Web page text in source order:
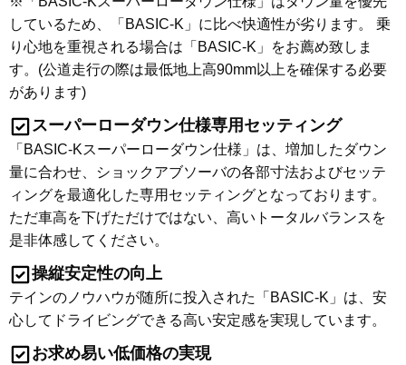
しているため、「BASIC-K」に比べ快適性が劣ります。 乗
り心地を重視される場合は「BASIC-K」をお薦め致しま
す。(公道走行の際は最低地上高90mm以上を確保する必要
があります)
スーパーローダウン仕様専用セッティング
「BASIC-Kスーパーローダウン仕様」は、増加したダウン
量に合わせ、ショックアブソーバの各部寸法およびセッテ
ィングを最適化した専用セッティングとなっております。
ただ車高を下げただけではない、高いトータルバランスを
是非体感してください。
操縦安定性の向上
テインのノウハウが随所に投入された「BASIC-K」は、安
心してドライビングできる高い安定感を実現しています。
お求め易い低価格の実現